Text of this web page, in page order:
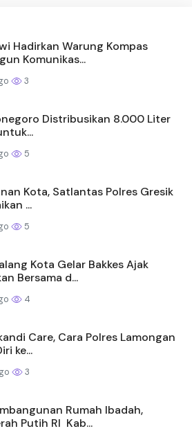
Hadirkan Warung Kompas
Komunikas...
3
Distribusikan 8.000 Liter
5
Kota, Satlantas Polres Gresik
...
5
Kota Gelar Bakkes Ajak
Bersama d...
4
Care, Cara Polres Lamongan
ke...
3
Rumah Ibadah,
Putih RI Kab...